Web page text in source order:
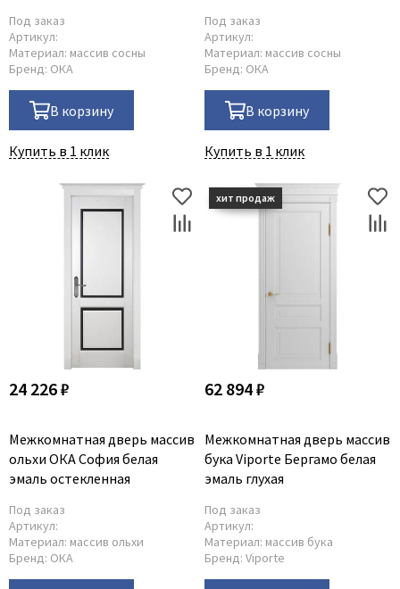
Под заказ
Артикул:
Материал: массив сосны
Бренд: ОКА
В корзину
Купить в 1 клик
Под заказ
Артикул:
Материал: массив сосны
Бренд: ОКА
В корзину
Купить в 1 клик
24 226 ₽
Межкомнатная дверь массив
ольхи ОКА София белая
эмаль остекленная
Под заказ
Артикул:
Материал: массив ольхи
Бренд: ОКА
62 894 ₽
Межкомнатная дверь массив
бука Viporte Бергамо белая
эмаль глухая
Под заказ
Артикул:
Материал: массив бука
Бренд: Viporte